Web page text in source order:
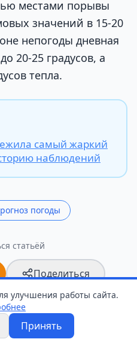
местами порывы
значений в 15-20
непогоды дневная
20-25 градусов, а
тепла.
самый жаркий
наблюдений
погоды
статьёй
Поделиться
в Telegram
улучшения работы сайта.
Принять